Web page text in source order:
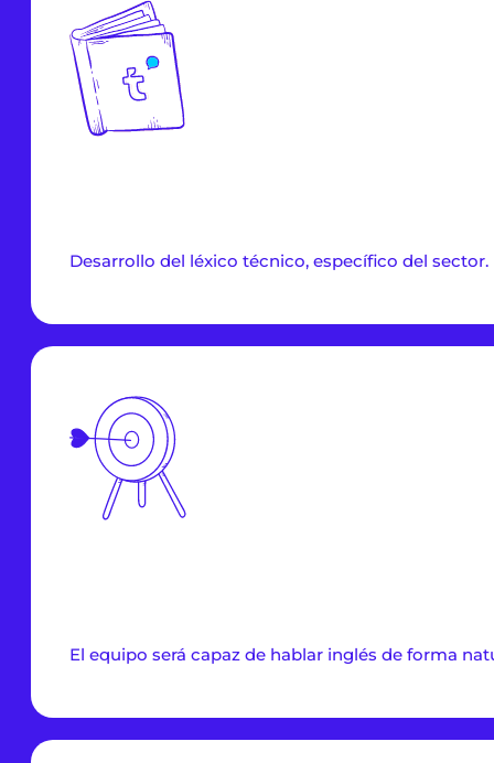
Desarrollo del léxico técnico, específico del sector.
El equipo será capaz de hablar inglés de forma